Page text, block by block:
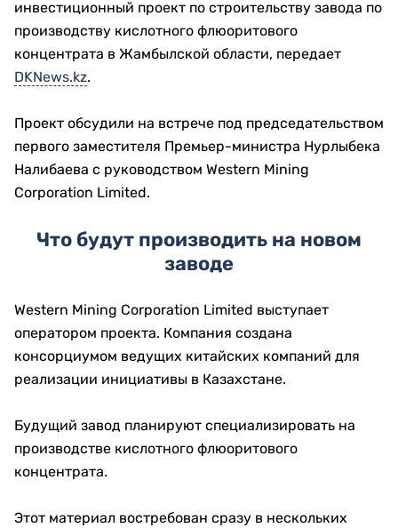
инвестиционный проект по строительству завода по
производству кислотного флюоритового
концентрата в Жамбылской области, передает
DKNews.kz.
Проект обсудили на встрече под председательством
первого заместителя Премьер-министра Нурлыбека
Налибаева с руководством Western Mining
Corporation Limited.
Что будут производить на новом
заводе
Western Mining Corporation Limited выступает
оператором проекта. Компания создана
консорциумом ведущих китайских компаний для
реализации инициативы в Казахстане.
Будущий завод планируют специализировать на
производстве кислотного флюоритового
концентрата.
Этот материал востребован сразу в нескольких